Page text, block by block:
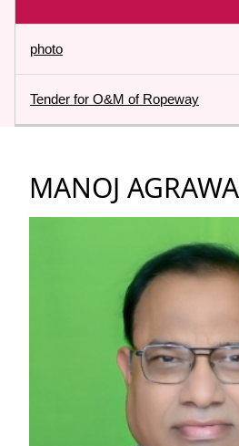
photo
Tender for O&M of Ropeway
MANOJ